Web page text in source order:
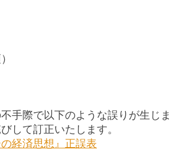
手際で以下のような誤りが生じま
して訂正いたします。
の経済思想』正誤表